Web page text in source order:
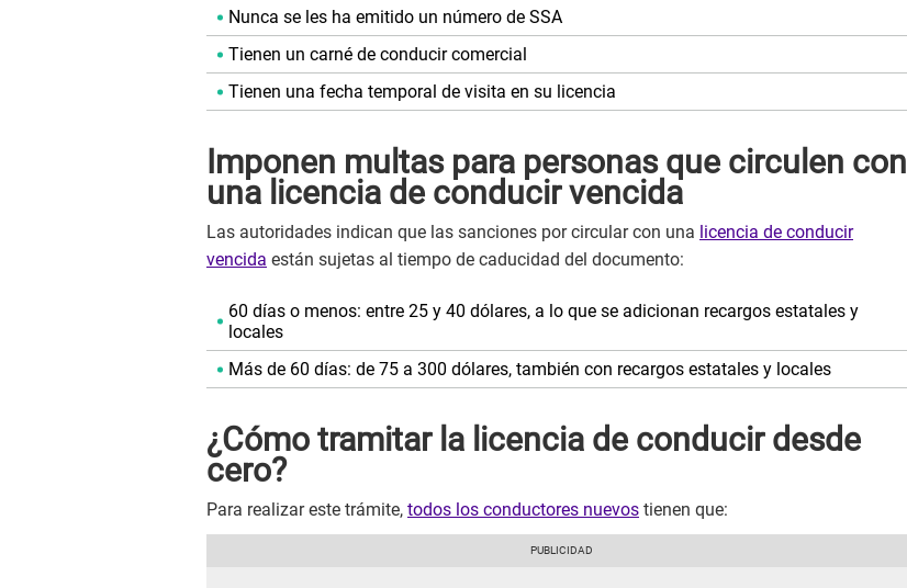
Nunca se les ha emitido un número de SSA
Tienen un carné de conducir comercial
Tienen una fecha temporal de visita en su licencia
Imponen multas para personas que circulen con
una licencia de conducir vencida
Las autoridades indican que las sanciones por circular con una licencia de conducir
vencida están sujetas al tiempo de caducidad del documento:
60 días o menos: entre 25 y 40 dólares, a lo que se adicionan recargos estatales y
locales
Más de 60 días: de 75 a 300 dólares, también con recargos estatales y locales
¿Cómo tramitar la licencia de conducir desde
cero?
Para realizar este trámite, todos los conductores nuevos tienen que: